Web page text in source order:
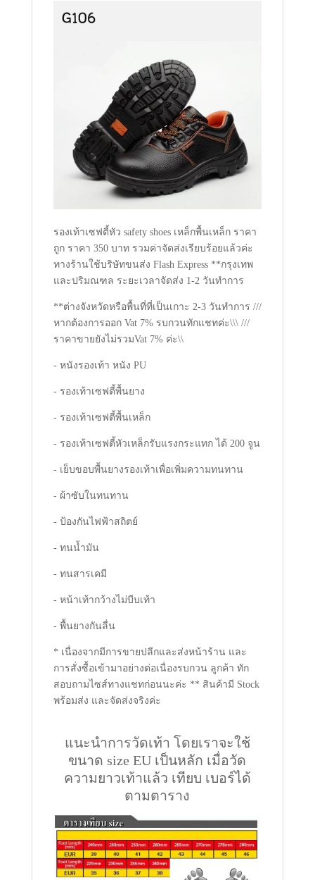
รองเท้าเซฟตี้หัว safety shoes เหล็กพื้นเหล็ก ราคา
ถูก ราคา 350 บาท รวมค่าจัดส่งเรียบร้อยแล้วค่ะ
ทางร้านใช้บริษัทขนส่ง Flash Express **กรุงเทพ
และปริมณฑล ระยะเวลาจัดส่ง 1-2 วันทำการ
**ต่างจังหวัดหรือพื้นที่ที่เป็นเกาะ 2-3 วันทำการ ///
หากต้องการออก Vat 7% รบกวนทักแชทค่ะ\\\ ///
ราคาขายยังไม่รวมVat 7% ค่ะ\\
- หนังรองเท้า หนัง PU
- รองเท้าเซฟตี้พื้นยาง
- รองเท้าเซฟตี้พื้นเหล็ก
- รองเท้าเซฟตี้หัวเหล็กรับแรงกระแทก ได้ 200 จูน
- เย็บขอบพื้นยางรองเท้าเพื่อเพิ่มความทนทาน
- ผ้าซับในทนทาน
- ป้องกันไฟฟ้าสถิตย์
- ทนน้ำมัน
- ทนสารเคมี
- หน้าเท้ากว้างไม่บีบเท้า
- พื้นยางกันลื่น
* เนื่องจากมีการขายปลีกและส่งหน้าร้าน และ
การสั่งซื้อเข้ามาอย่างต่อเนื่องรบกวน ลูกค้า ทัก
สอบถามไซส์ทางแชทก่อนนะค่ะ ** สินค้ามี Stock
พร้อมส่ง และจัดส่งจริงค่ะ
แนะนำการวัดเท้า โดยเราจะใช้
ขนาด size EU เป็นหลัก เมื่อวัด
ความยาวเท้าแล้ว เทียบ เบอร์ได้
ตามตาราง